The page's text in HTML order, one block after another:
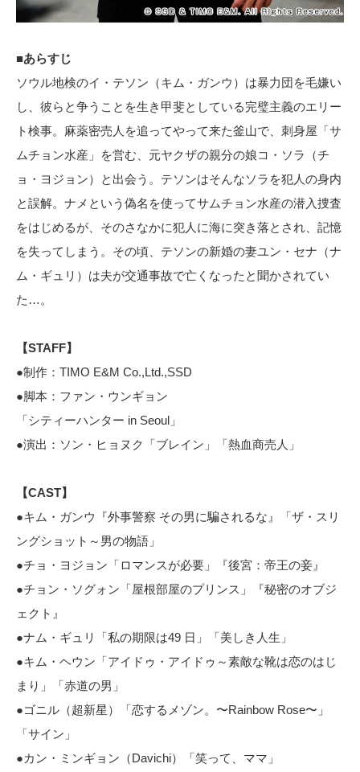
■あらすじ
ソウル地検のイ・テソン（キム・ガンウ）は暴力団を毛嫌い
し、彼らと争うことを生き甲斐としている完璧主義のエリー
ト検事。麻薬密売人を追ってやって来た釜山で、刺身屋「サ
ムチョン水産」を営む、元ヤクザの親分の娘コ・ソラ（チ
ョ・ヨジョン）と出会う。テソンはそんなソラを犯人の身内
と誤解。ナメという偽名を使ってサムチョン水産の潜入捜査
をはじめるが、そのさなかに犯人に海に突き落とされ、記憶
を失ってしまう。その頃、テソンの新婚の妻ユン・セナ（ナ
ム・ギュリ）は夫が交通事故で亡くなったと聞かされてい
た…。
【STAFF】
●制作：TIMO E&M Co.,Ltd.,SSD
●脚本：ファン・ウンギョン
「シティーハンター in Seoul」
●演出：ソン・ヒョヌク「ブレイン」「熱血商売人」
【CAST】
●キム・ガンウ『外事警察 その男に騙されるな』「ザ・スリ
ングショット～男の物語」
●チョ・ヨジョン「ロマンスが必要」『後宮：帝王の妾』
●チョン・ソグォン「屋根部屋のプリンス」『秘密のオブジ
ェクト』
●ナム・ギュリ「私の期限は49 日」「美しき人生」
●キム・ヘウン「アイドゥ・アイドゥ～素敵な靴は恋のはじ
まり」「赤道の男」
●ゴニル（超新星）「恋するメゾン。〜Rainbow Rose〜」
「サイン」
●カン・ミンギョン（Davichi）「笑って、ママ」